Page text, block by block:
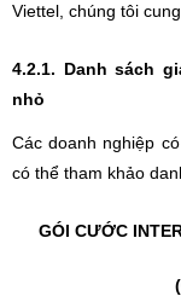
Viettel, chúng tôi
4.2.1. Danh sách
nhỏ
Các doanh nghiệp
có thể tham khảo
GÓI CƯỚC